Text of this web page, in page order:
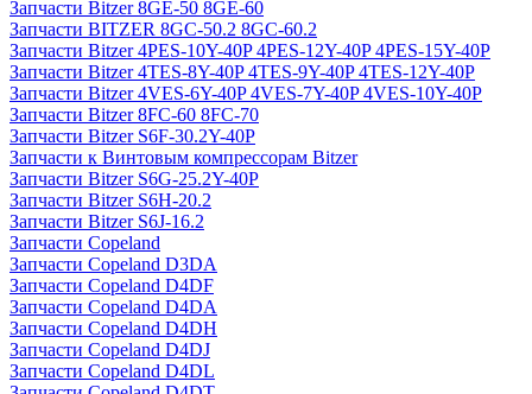
Запчасти Bitzer 8GE-50 8GE-60
Запчасти BITZER 8GC-50.2 8GC-60.2
Запчасти Bitzer 4PES-10Y-40P 4PES-12Y-40P 4PES-15Y-40P
Запчасти Bitzer 4TES-8Y-40P 4TES-9Y-40P 4TES-12Y-40P
Запчасти Bitzer 4VES-6Y-40P 4VES-7Y-40P 4VES-10Y-40P
Запчасти Bitzer 8FC-60 8FC-70
Запчасти Bitzer S6F-30.2Y-40P
Запчасти к Винтовым компрессорам Bitzer
Запчасти Bitzer S6G-25.2Y-40P
Запчасти Bitzer S6H-20.2
Запчасти Bitzer S6J-16.2
Запчасти Copeland
Запчасти Copeland D3DA
Запчасти Copeland D4DF
Запчасти Copeland D4DA
Запчасти Copeland D4DH
Запчасти Copeland D4DJ
Запчасти Copeland D4DL